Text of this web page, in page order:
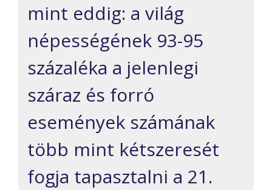
mint eddig: a világ
népességének 93-95
százaléka a jelenlegi
száraz és forró
események számának
több mint kétszeresét
fogja tapasztalni a 21.